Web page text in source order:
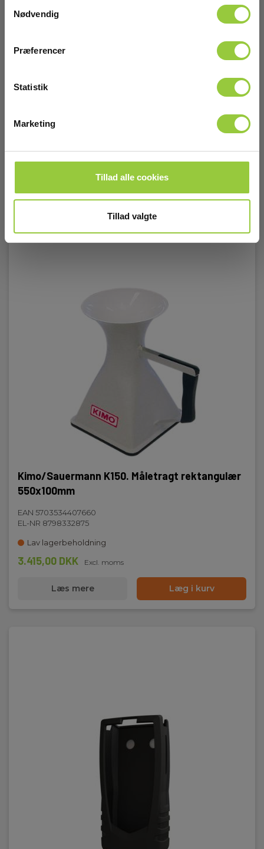
Nødvendig
Præferencer
Statistik
Marketing
Tillad alle cookies
Tillad valgte
Kimo/Sauermann K120. Måletragt 450x450mm
Snart på lager igen
Excl. moms
Kimo/Sauermann K150. Måletragt rektangulær
550x100mm
EAN 5703534407660
EL-NR 8798332875
Lav lagerbeholdning
3.415,00 DKK Excl. moms
Læs mere Læg i kurv